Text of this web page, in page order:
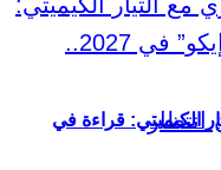
الكيميتي: قراءة في